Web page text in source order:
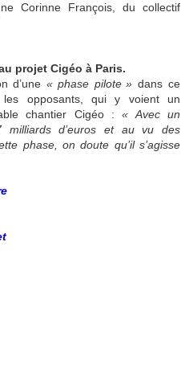
Corinne François, du collectif
projet Cigéo à Paris.
d’une« phase pilote » dans ce
opposants, qui y voient un
chantier Cigéo : « Avec un
milliards d’euros et au vu des
phase, on doute qu’il s’agisse